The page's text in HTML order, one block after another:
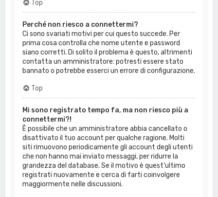
Top
Perché non riesco a connettermi?
Ci sono svariati motivi per cui questo succede. Per
prima cosa controlla che nome utente e password
siano corretti. Di solito il problema è questo, altrimenti
contatta un amministratore: potresti essere stato
bannato o potrebbe esserci un errore di configurazione.
Top
Mi sono registrato tempo fa, ma non riesco più a
connettermi?!
È possibile che un amministratore abbia cancellato o
disattivato il tuo account per qualche ragione. Molti
siti rimuovono periodicamente gli account degli utenti
che non hanno mai inviato messaggi, per ridurre la
grandezza del database. Se il motivo è quest’ultimo
registrati nuovamente e cerca di farti coinvolgere
maggiormente nelle discussioni.